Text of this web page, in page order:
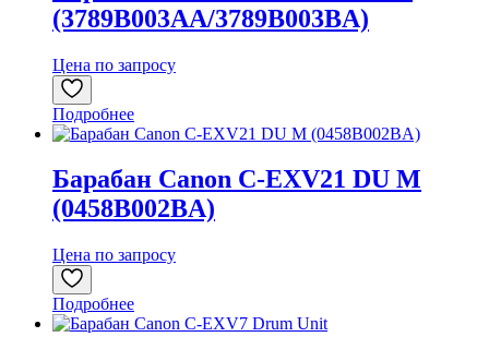
(3789B003AA/3789B003BA)
Цена по запросу
Подробнее
Барабан Canon C-EXV21 DU M
(0458B002BA)
Цена по запросу
Подробнее